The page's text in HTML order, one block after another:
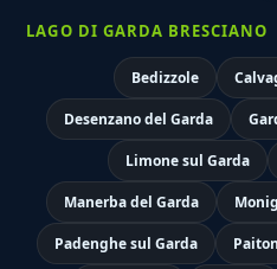
LAGO DI GARDA BRESCIANO
Bedizzole
Desenzano del Garda
Limone sul Garda
Manerba del Garda
Padenghe sul Garda